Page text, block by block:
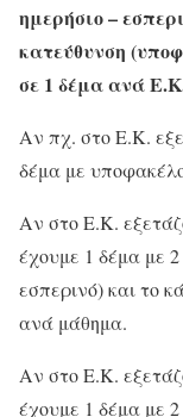
ημερήσιο –
κατεύθυνση
σε 1 δέμα ανά
Αν πχ. στο Ε.Κ.
δέμα με
Αν στο Ε.Κ.
έχουμε 1 δέμα με
εσπερινό) και το
ανά μάθημα.
Αν στο Ε.Κ.
έχουμε 1 δέμα με